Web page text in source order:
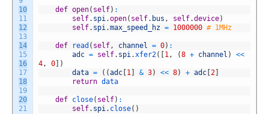
10
11
12
13
14
15
16
17
18
19
20
21
def open( self) :
self. spi.open( self. bus , self.device)
self. spi.max_speed_hz = 1000000 # 1MHz
def read ( self, channel = 0) :
adc = self. spi.xfer2( 1, (8 + channel )
<<
4, 0
)
data = ( (adc 1 & 3) << 8) + adc 2
return data
def close( self) :
self. spi. close( )